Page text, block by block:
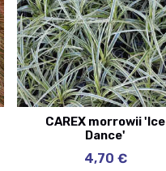
CAREX morrowii 'Ice
Dance'
4,70 €